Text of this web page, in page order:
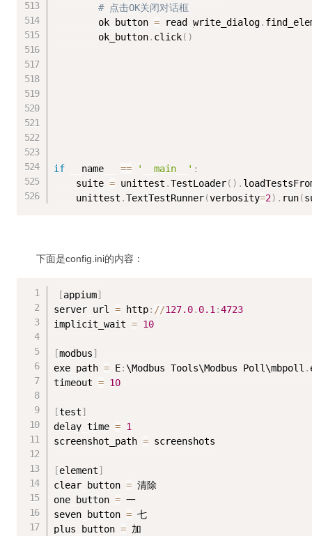
# 点击OK关闭对话框
        ok_button
= read_write_dialog.
        ok_button
. click( )
if __name__ == '__main__' :
    suite
= unittest .TestLoader( ) .
    unittest
.TextTestRunner(verbosity=2) . run(
下面是config.ini的内容：
[appium]
server_url = http: //127.0. 0.1:4723
implicit_wait = 10
[modbus]
exe_path = E:\Modbus Tools\Modbus Poll\mbpoll .
timeout = 10
[test]
delay_time = 1
screenshot_path = screenshots
[element]
clear_button = 清除
one_button = 一
seven_button = 七
plus_button = 加